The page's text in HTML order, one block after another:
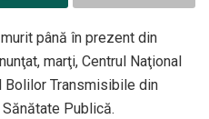
până în prezent din
marţi, Centrul Naţional
Bolilor Transmisibile din
Publică.